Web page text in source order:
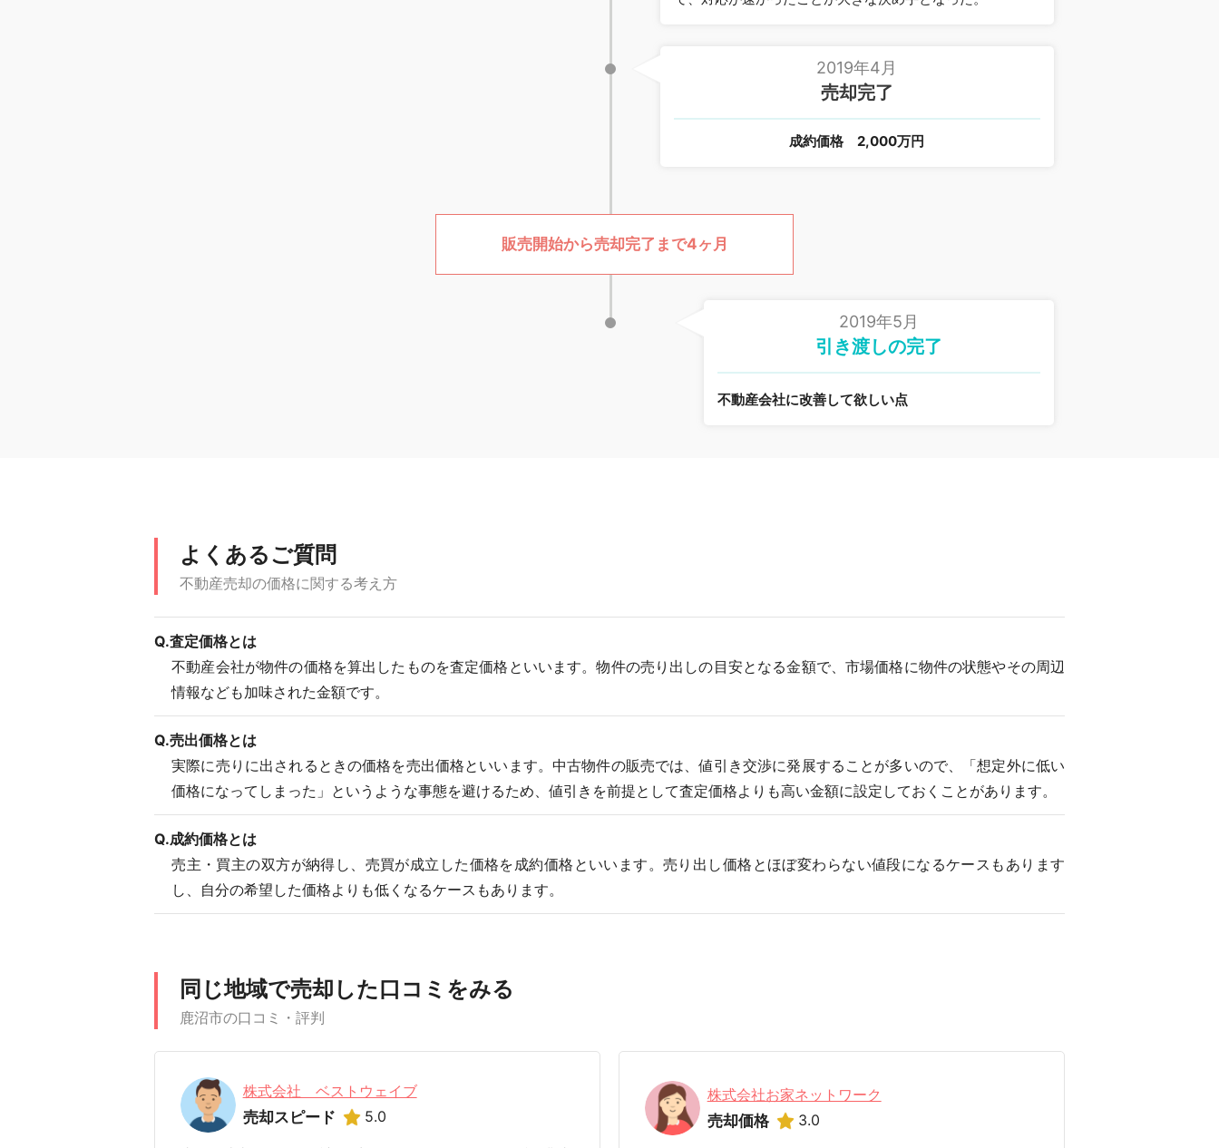
2019年4月
売却完了
成約価格 2,000万円
販売開始から売却完了まで4ヶ月
2019年5月
引き渡しの完了
不動産会社に改善して欲しい点
よくあるご質問
不動産売却の価格に関する考え方
Q.査定価格とは
不動産会社が物件の価格を算出したものを査定価格といいます。物件の売り出しの目安となる金額で、市場価格に物件の状態やその周辺
情報なども加味された金額です。
Q.売出価格とは
実際に売りに出されるときの価格を売出価格といいます。中古物件の販売では、値引き交渉に発展することが多いので、「想定外に低い
価格になってしまった」というような事態を避けるため、値引きを前提として査定価格よりも高い金額に設定しておくことがあります。
Q.成約価格とは
売主・買主の双方が納得し、売買が成立した価格を成約価格といいます。売り出し価格とほぼ変わらない値段になるケースもあります
し、自分の希望した価格よりも低くなるケースもあります。
同じ地域で売却した口コミをみる
鹿沼市の口コミ・評判
株式会社 ベストウェイブ
売却スピード
5.0
株式会社お家ネットワーク
売却価格
3.0